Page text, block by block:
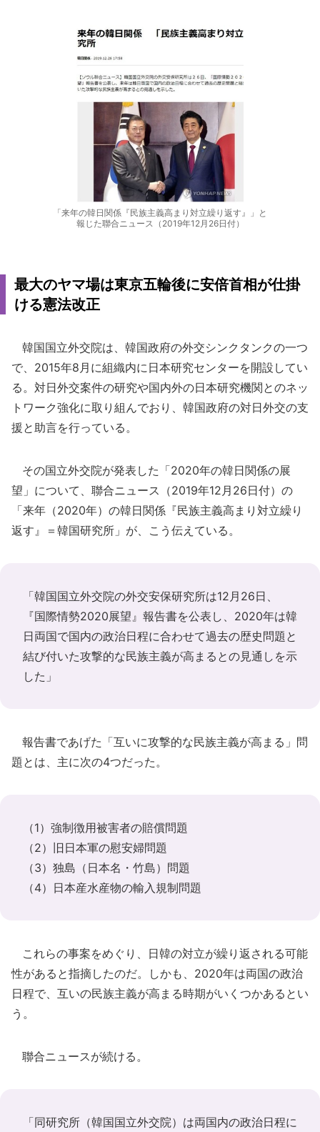
「来年の韓日関係『民族主義高まり対立繰り返す』」と
報じた聯合ニュース（2019年12月26日付）
最大のヤマ場は東京五輪後に安倍首相が仕掛
ける憲法改正
韓国国立外交院は、韓国政府の外交シンクタンクの一つ
で、2015年8月に組織内に日本研究センターを開設してい
る。対日外交案件の研究や国内外の日本研究機関とのネッ
トワーク強化に取り組んでおり、韓国政府の対日外交の支
援と助言を行っている。
その国立外交院が発表した「2020年の韓日関係の展
望」について、聯合ニュース（2019年12月26日付）の
「来年（2020年）の韓日関係『民族主義高まり対立繰り
返す』＝韓国研究所」が、こう伝えている。
「韓国国立外交院の外交安保研究所は12月26日、
『国際情勢2020展望』報告書を公表し、2020年は韓
日両国で国内の政治日程に合わせて過去の歴史問題と
結び付いた攻撃的な民族主義が高まるとの見通しを示
した」
報告書であげた「互いに攻撃的な民族主義が高まる」問
題とは、主に次の4つだった。
（1）強制徴用被害者の賠償問題
（2）旧日本軍の慰安婦問題
（3）独島（日本名・竹島）問題
（4）日本産水産物の輸入規制問題
これらの事案をめぐり、日韓の対立が繰り返される可能
性があると指摘したのだ。しかも、2020年は両国の政治
日程で、互いの民族主義が高まる時期がいくつかあるとい
う。
聯合ニュースが続ける。
「同研究所（韓国国立外交院）は両国内の政治日程に